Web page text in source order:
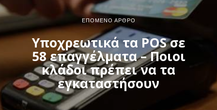
ΕΠΌΜΕΝΟ ΆΡΘΡΟ
Υποχρεωτικά τα POS σε
58 επαγγέλματα – Ποιοι
κλάδοι πρέπει να τα
εγκαταστήσουν